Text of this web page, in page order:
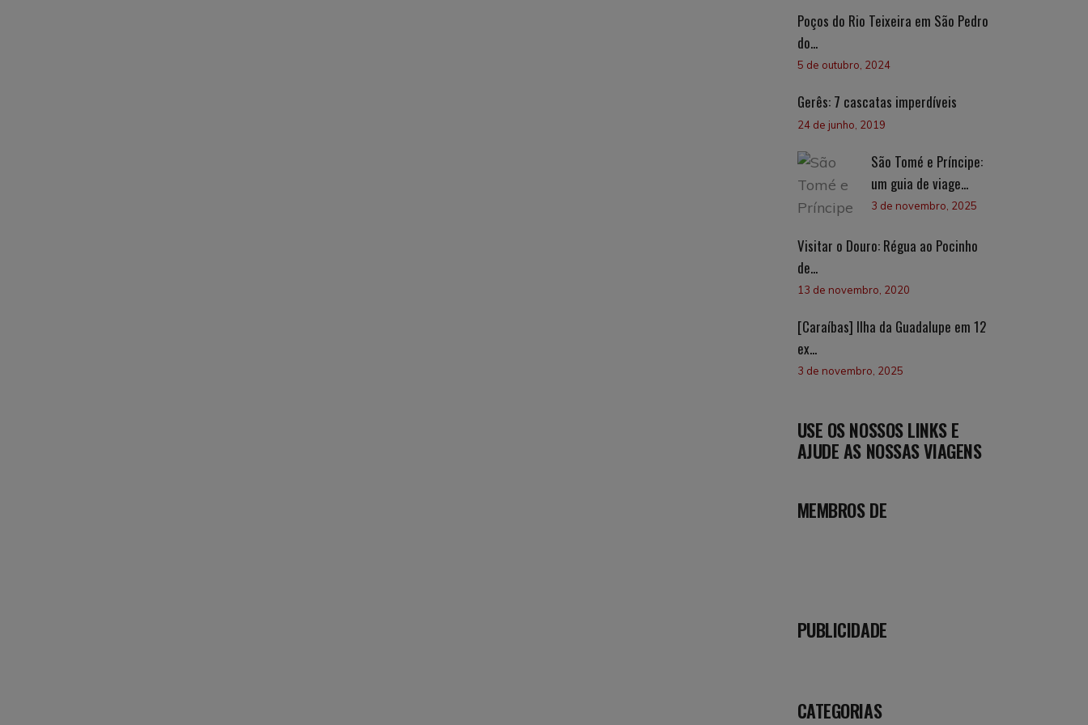
Poços do Rio Teixeira em São Pedro
do...
5 de outubro, 2024
Gerês: 7 cascatas imperdíveis
24 de junho, 2019
São Tomé e Príncipe:
um guia de viage...
3 de novembro, 2025
Visitar o Douro: Régua ao Pocinho
de...
13 de novembro, 2020
[Caraíbas] Ilha da Guadalupe em 12
ex...
3 de novembro, 2025
USE OS NOSSOS LINKS E
AJUDE AS NOSSAS VIAGENS
MEMBROS DE
PUBLICIDADE
CATEGORIAS